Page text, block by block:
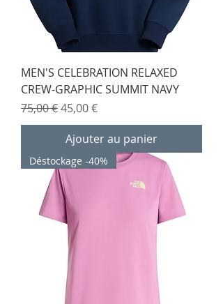
MEN'S CELEBRATION RELAXED
CREW-GRAPHIC SUMMIT NAVY
Prix original
75,00 €Prix promotionnel
45,00 €
Ajouter au panier
Déstockage -40%